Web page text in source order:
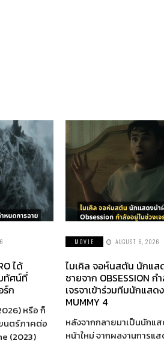
ได้
ทัศน์ที่
ร์ก
หรือ ก็
นตร์ภาคต่อ
(2023)
MOVIE AUGUST 6, 2026
ไมเคิล จอห์นสตัน นักแส
ชายจาก OBSESSION ก
เจรจาเข้าร่วมทีมนักแสด
MUMMY 4
หลังจากกลายมาเป็นนักแ
หน้าใหม่ จากผลงานการแส